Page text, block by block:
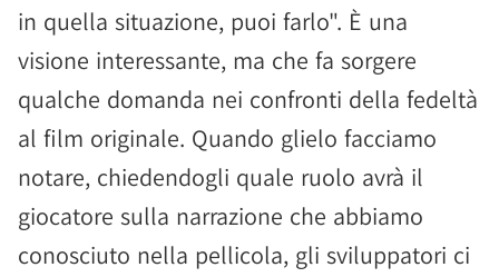
in quella situazione, puoi farlo". È una
visione interessante, ma che fa sorgere
qualche domanda nei confronti della fedeltà
al film originale. Quando glielo facciamo
notare, chiedendogli quale ruolo avrà il
giocatore sulla narrazione che abbiamo
conosciuto nella pellicola, gli sviluppatori ci